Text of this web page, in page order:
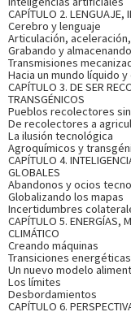
CAPÍTULO 2. LENGUAJE,
Cerebro y lenguaje
Articulación,
Grabando y
Transmisiones
Hacia un mundo líquido
CAPÍTULO 3. DE SER
TRANSGÉNICOS
Pueblos recolectores
De recolectores a
La ilusión tecnológica
Agroquímicos y
CAPÍTULO 4.
GLOBALES
Abandonos y ocios
Globalizando los mapas
Incertidumbres
CAPÍTULO 5. ENERGÍAS,
CLIMÁTICO
Creando máquinas
Transiciones energéticas
Un nuevo modelo
Los límites
Desbordamientos
CAPÍTULO 6.